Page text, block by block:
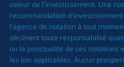
valeur de l'investissement. Une
recommandation
l'agence de notation à tout
déclinent toute responsabilité
ou la ponctualité de ces notations
les lois applicables. Aucun